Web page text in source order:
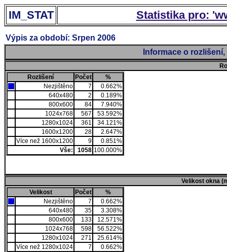
IM_STAT Statistika pro:
Výpis za období: Srpen 2006
Informace o
Rozlišení
Počet
%
Nezjištěno
7
0.662%
640x480
2
0.189%
800x600
84
7.940%
1024x768
567
53.592%
1280x1024
361
34.121%
1600x1200
28
2.647%
Více než 1600x1200
9
0.851%
Vše:
1058 100.000%
Velikost okna
Velikost
Počet
%
Nezjištěno
7
0.662%
640x480
35
3.308%
800x600
133
12.571%
1024x768
598
56.522%
1280x1024
271
25.614%
Více než 1280x1024
7
0.662%